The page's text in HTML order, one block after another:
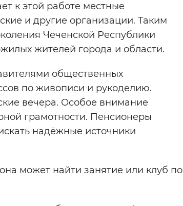
к этой работе местные
и другие организации. Таким
Чеченской Республики
жителей города и области.
общественных
по живописи и рукоделию.
вечера. Особое внимание
грамотности. Пенсионеры
надёжные источники
может найти занятие или клуб по